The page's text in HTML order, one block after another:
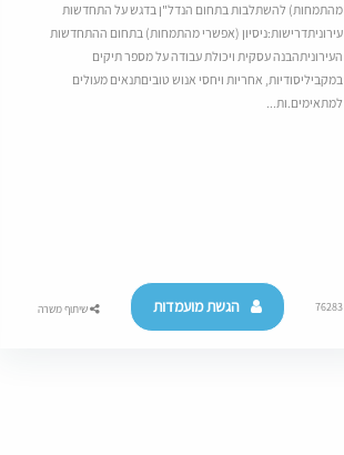
מהתמחות) להשתלבות בתחום הנדל"ן בדגש על התחדשות
עירוניתדרישות:ניסיון (אפשרי מהתמחות) בתחום ההתחדשות
העירוניתהבנה עסקית ויכולת עבודה על מספר תיקים
במקביליסודיות, אחריות ויחסי אנוש טוביםתנאים מעולים
למתאימים.ות...
76283 הגשת מועמדות שיתוף משרה